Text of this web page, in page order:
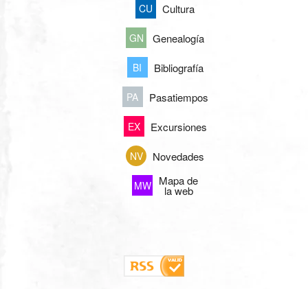
CU Cultura
GN Genealogía
BI Bibliografía
PA Pasatiempos
EX Excursiones
NV Novedades
MW Mapa de
la web